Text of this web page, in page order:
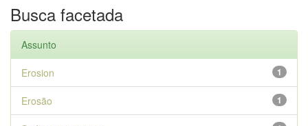
Busca facetada
Assunto
1
Erosion
1
Erosão